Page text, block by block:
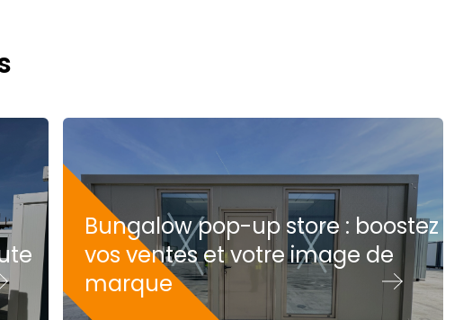
Bungalow pop-up store : boostez
vos ventes et votre image de
marque